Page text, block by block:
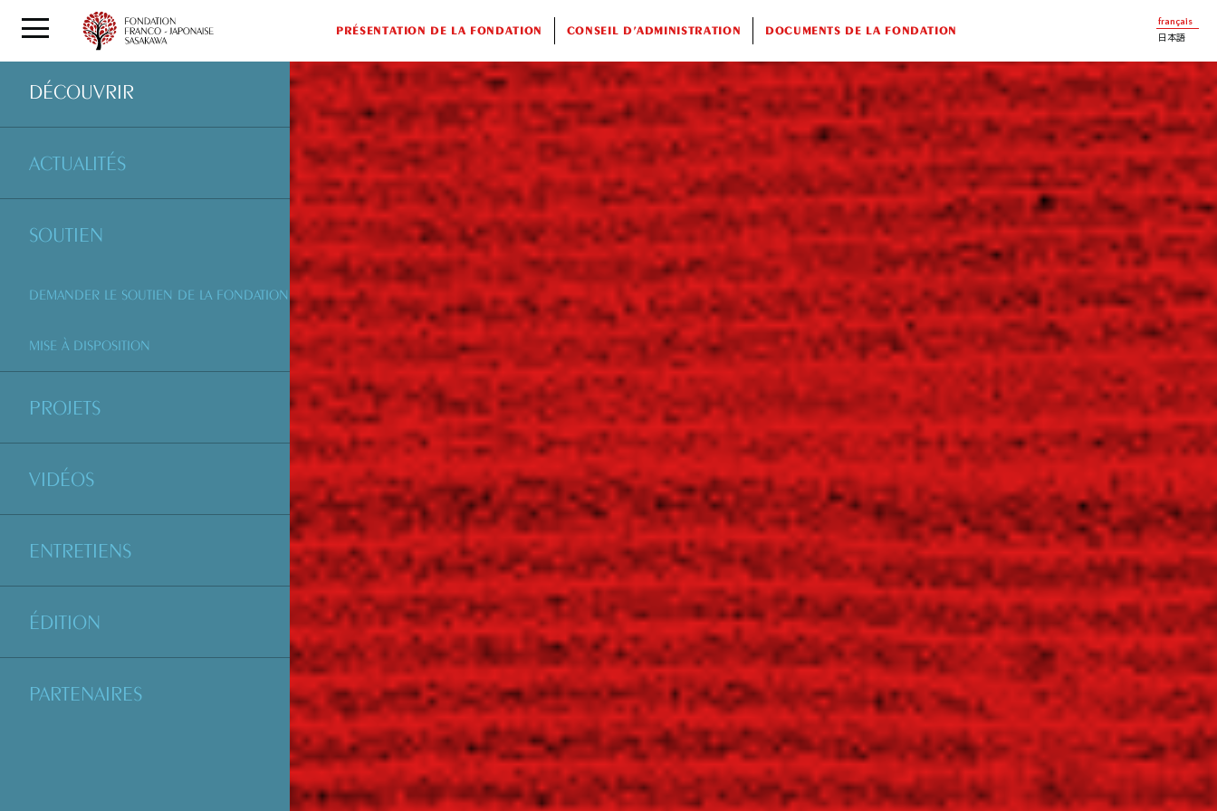
PRÉSENTATION DE LA FONDATION CONSEIL D’ADMINISTRATION DOCUMENTS DE LA FONDATION
français
日本語
DÉCOUVRIR
ACTUALITÉS
SOUTIEN
DEMANDER LE SOUTIEN DE LA FONDATION
MISE À DISPOSITION
PROJETS
VIDÉOS
ENTRETIENS
ÉDITION
PARTENAIRES